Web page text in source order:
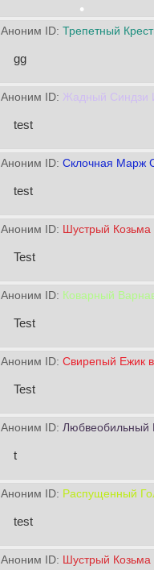
Аноним ID: Трепетный
gg
Аноним ID: Жадный Синдзи
test
Аноним ID: Склочная Марж
test
Аноним ID: Шустрый Козьма
Test
Аноним ID: Коварный
Test
Аноним ID: Свирепый Ежик
Test
Аноним ID: Любвеобильный
t
Аноним ID: Распущенный
test
Аноним ID: Шустрый Козьма